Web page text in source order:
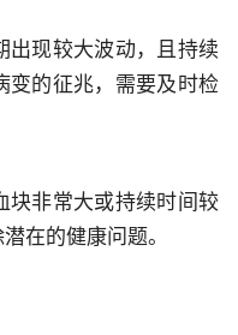
出现较大波动，且持续
变的征兆，需要及时检
块非常大或持续时间较
在的健康问题。